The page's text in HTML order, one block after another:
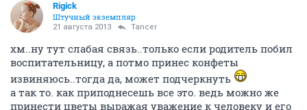
Rigick
Штучный экземпляр
21 августа 2013 Tancer
хм..ну тут слабая связь..только если родитель побил
воспитательницу, а потмо принес конфеты
извиняюсь..тогда да, может подчеркнуть
а так то. как приподнесешь все это. ведь можно же
принести цветы выражая уважение к человеку и его